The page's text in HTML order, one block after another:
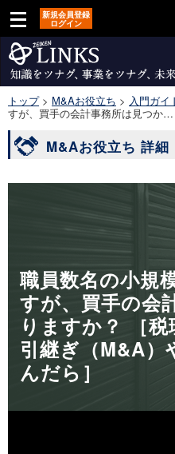
新規会員登録
ログイン
トップ> M&Aお役立ち > 入門ガイ
すが、買手の会計事務所は見つか…
M&Aお役立ち 詳細
職員数名の小規
すが、買手の会
りますか？ ［
引継ぎ（M&A）
んだら］